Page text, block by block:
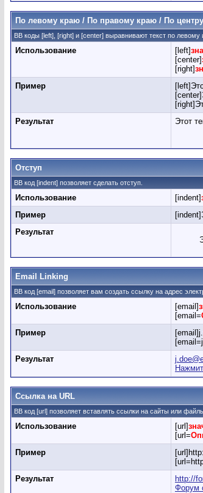
По левому краю / По правому краю / По центру
BB коды [left], [right] и [center] выравнивают текст по левому
Использование [left]
[center]
[right]
Пример
Результат
Этот
Отступ
BB код [indent] позволяет сделать отступ.
Использование [indent]
Пример
Результат
Email Linking
BB код [email] позволяет вам создать ссылку на адрес
Использование [email]
[email=
Пример
Результат
Ссылка на URL
BB код [url] позволяет вставлять ссылки на сайты или
Использование [url]
[url=
Пример
Результат
http://
Форум